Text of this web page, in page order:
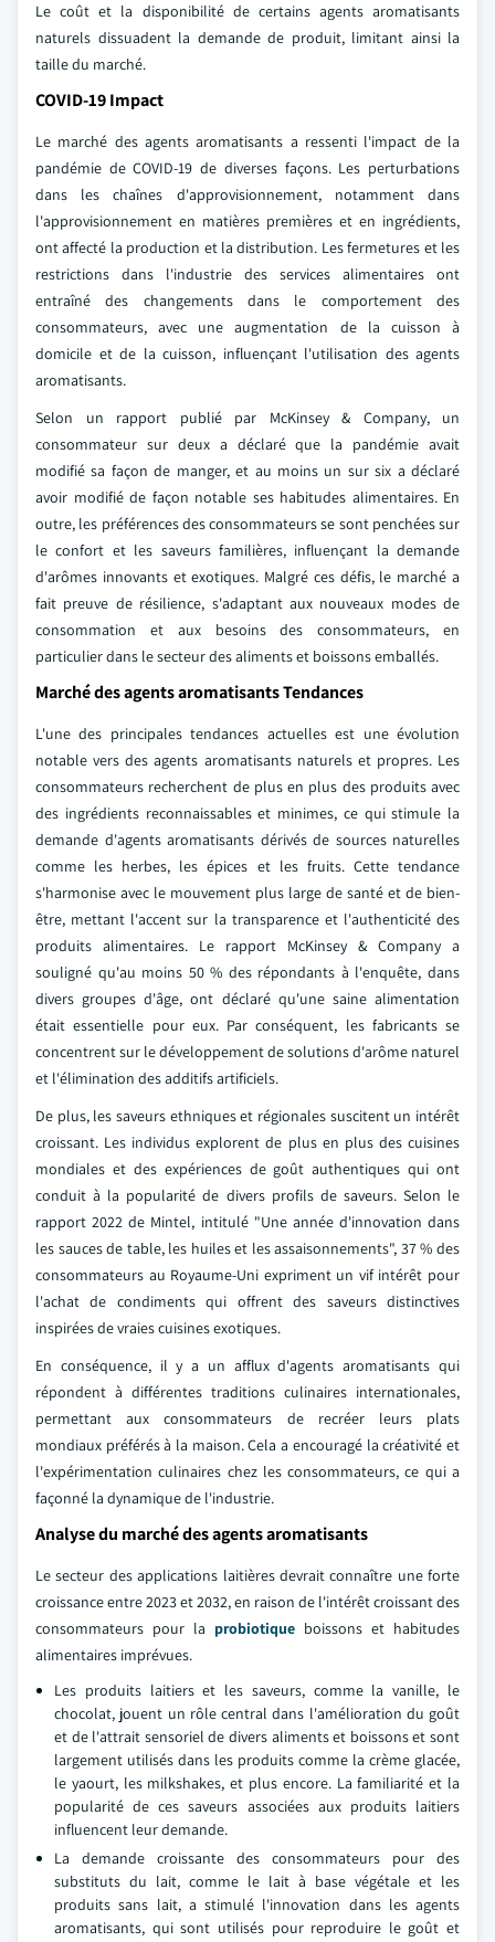
Le coût et la disponibilité de certains agents aromatisants
naturels dissuadent la demande de produit, limitant ainsi la
taille du marché.
COVID-19 Impact
Le marché des agents aromatisants a ressenti l'impact de la
pandémie de COVID-19 de diverses façons. Les perturbations
dans les chaînes d'approvisionnement, notamment dans
l'approvisionnement en matières premières et en ingrédients,
ont affecté la production et la distribution. Les fermetures et les
restrictions dans l'industrie des services alimentaires ont
entraîné des changements dans le comportement des
consommateurs, avec une augmentation de la cuisson à
domicile et de la cuisson, influençant l'utilisation des agents
aromatisants.
Selon un rapport publié par McKinsey & Company, un
consommateur sur deux a déclaré que la pandémie avait
modifié sa façon de manger, et au moins un sur six a déclaré
avoir modifié de façon notable ses habitudes alimentaires. En
outre, les préférences des consommateurs se sont penchées sur
le confort et les saveurs familières, influençant la demande
d'arômes innovants et exotiques. Malgré ces défis, le marché a
fait preuve de résilience, s'adaptant aux nouveaux modes de
consommation et aux besoins des consommateurs, en
particulier dans le secteur des aliments et boissons emballés.
Marché des agents aromatisants Tendances
L'une des principales tendances actuelles est une évolution
notable vers des agents aromatisants naturels et propres. Les
consommateurs recherchent de plus en plus des produits avec
des ingrédients reconnaissables et minimes, ce qui stimule la
demande d'agents aromatisants dérivés de sources naturelles
comme les herbes, les épices et les fruits. Cette tendance
s'harmonise avec le mouvement plus large de santé et de bien-
être, mettant l'accent sur la transparence et l'authenticité des
produits alimentaires. Le rapport McKinsey & Company a
souligné qu'au moins 50 % des répondants à l'enquête, dans
divers groupes d'âge, ont déclaré qu'une saine alimentation
était essentielle pour eux. Par conséquent, les fabricants se
concentrent sur le développement de solutions d'arôme naturel
et l'élimination des additifs artificiels.
De plus, les saveurs ethniques et régionales suscitent un intérêt
croissant. Les individus explorent de plus en plus des cuisines
mondiales et des expériences de goût authentiques qui ont
conduit à la popularité de divers profils de saveurs. Selon le
rapport 2022 de Mintel, intitulé "Une année d'innovation dans
les sauces de table, les huiles et les assaisonnements", 37 % des
consommateurs au Royaume-Uni expriment un vif intérêt pour
l'achat de condiments qui offrent des saveurs distinctives
inspirées de vraies cuisines exotiques.
En conséquence, il y a un afflux d'agents aromatisants qui
répondent à différentes traditions culinaires internationales,
permettant aux consommateurs de recréer leurs plats
mondiaux préférés à la maison. Cela a encouragé la créativité et
l'expérimentation culinaires chez les consommateurs, ce qui a
façonné la dynamique de l'industrie.
Analyse du marché des agents aromatisants
Le secteur des applications laitières devrait connaître une forte
croissance entre 2023 et 2032, en raison de l'intérêt croissant des
consommateurs pour la probiotique boissons et habitudes
alimentaires imprévues.
Les produits laitiers et les saveurs, comme la vanille, le
chocolat, jouent un rôle central dans l'amélioration du goût
et de l'attrait sensoriel de divers aliments et boissons et sont
largement utilisés dans les produits comme la crème glacée,
le yaourt, les milkshakes, et plus encore. La familiarité et la
popularité de ces saveurs associées aux produits laitiers
influencent leur demande.
La demande croissante des consommateurs pour des
substituts du lait, comme le lait à base végétale et les
produits sans lait, a stimulé l'innovation dans les agents
aromatisants, qui sont utilisés pour reproduire le goût et